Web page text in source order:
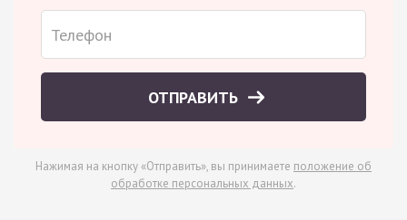
ОТПРАВИТЬ
Нажимая на кнопку «Отправить», вы принимаете положение об
обработке персональных данных.